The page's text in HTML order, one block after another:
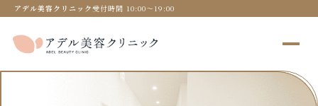
アデル美容クリニック受付時間 10:00〜19:00